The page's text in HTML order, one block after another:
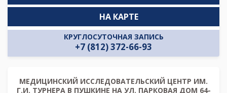
КРУГЛОСУТОЧНАЯ ЗАПИСЬ
+7 (812) 372-66-93
НА КАРТЕ
МЕДИЦИНСКИЙ ИССЛЕДОВАТЕЛЬСКИЙ ЦЕНТР ИМ.
Г.И. ТУРНЕРА В ПУШКИНЕ НА УЛ. ПАРКОВАЯ ДОМ 64-